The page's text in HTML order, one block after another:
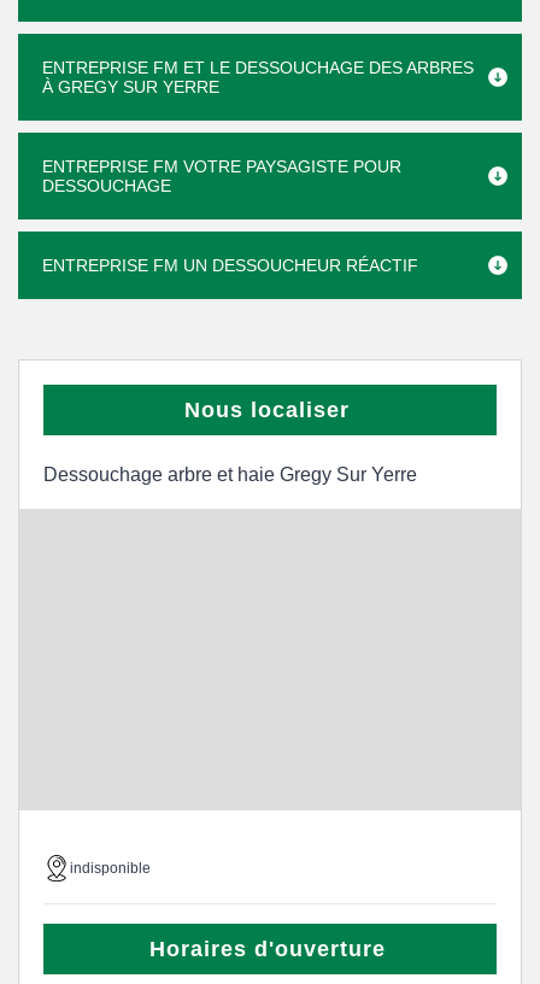
ENTREPRISE FM ET LE DESSOUCHAGE DES ARBRES
À GREGY SUR YERRE
ENTREPRISE FM VOTRE PAYSAGISTE POUR
DESSOUCHAGE
ENTREPRISE FM UN DESSOUCHEUR RÉACTIF
Nous localiser
Dessouchage arbre et haie Gregy Sur Yerre
indisponible
Horaires d'ouverture